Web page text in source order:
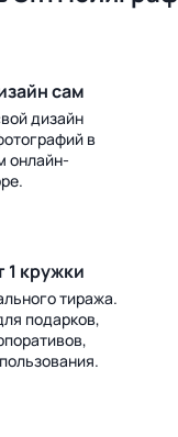
сам
дизайн
в
онлайн-
1 кружки
тиража.
подарков,